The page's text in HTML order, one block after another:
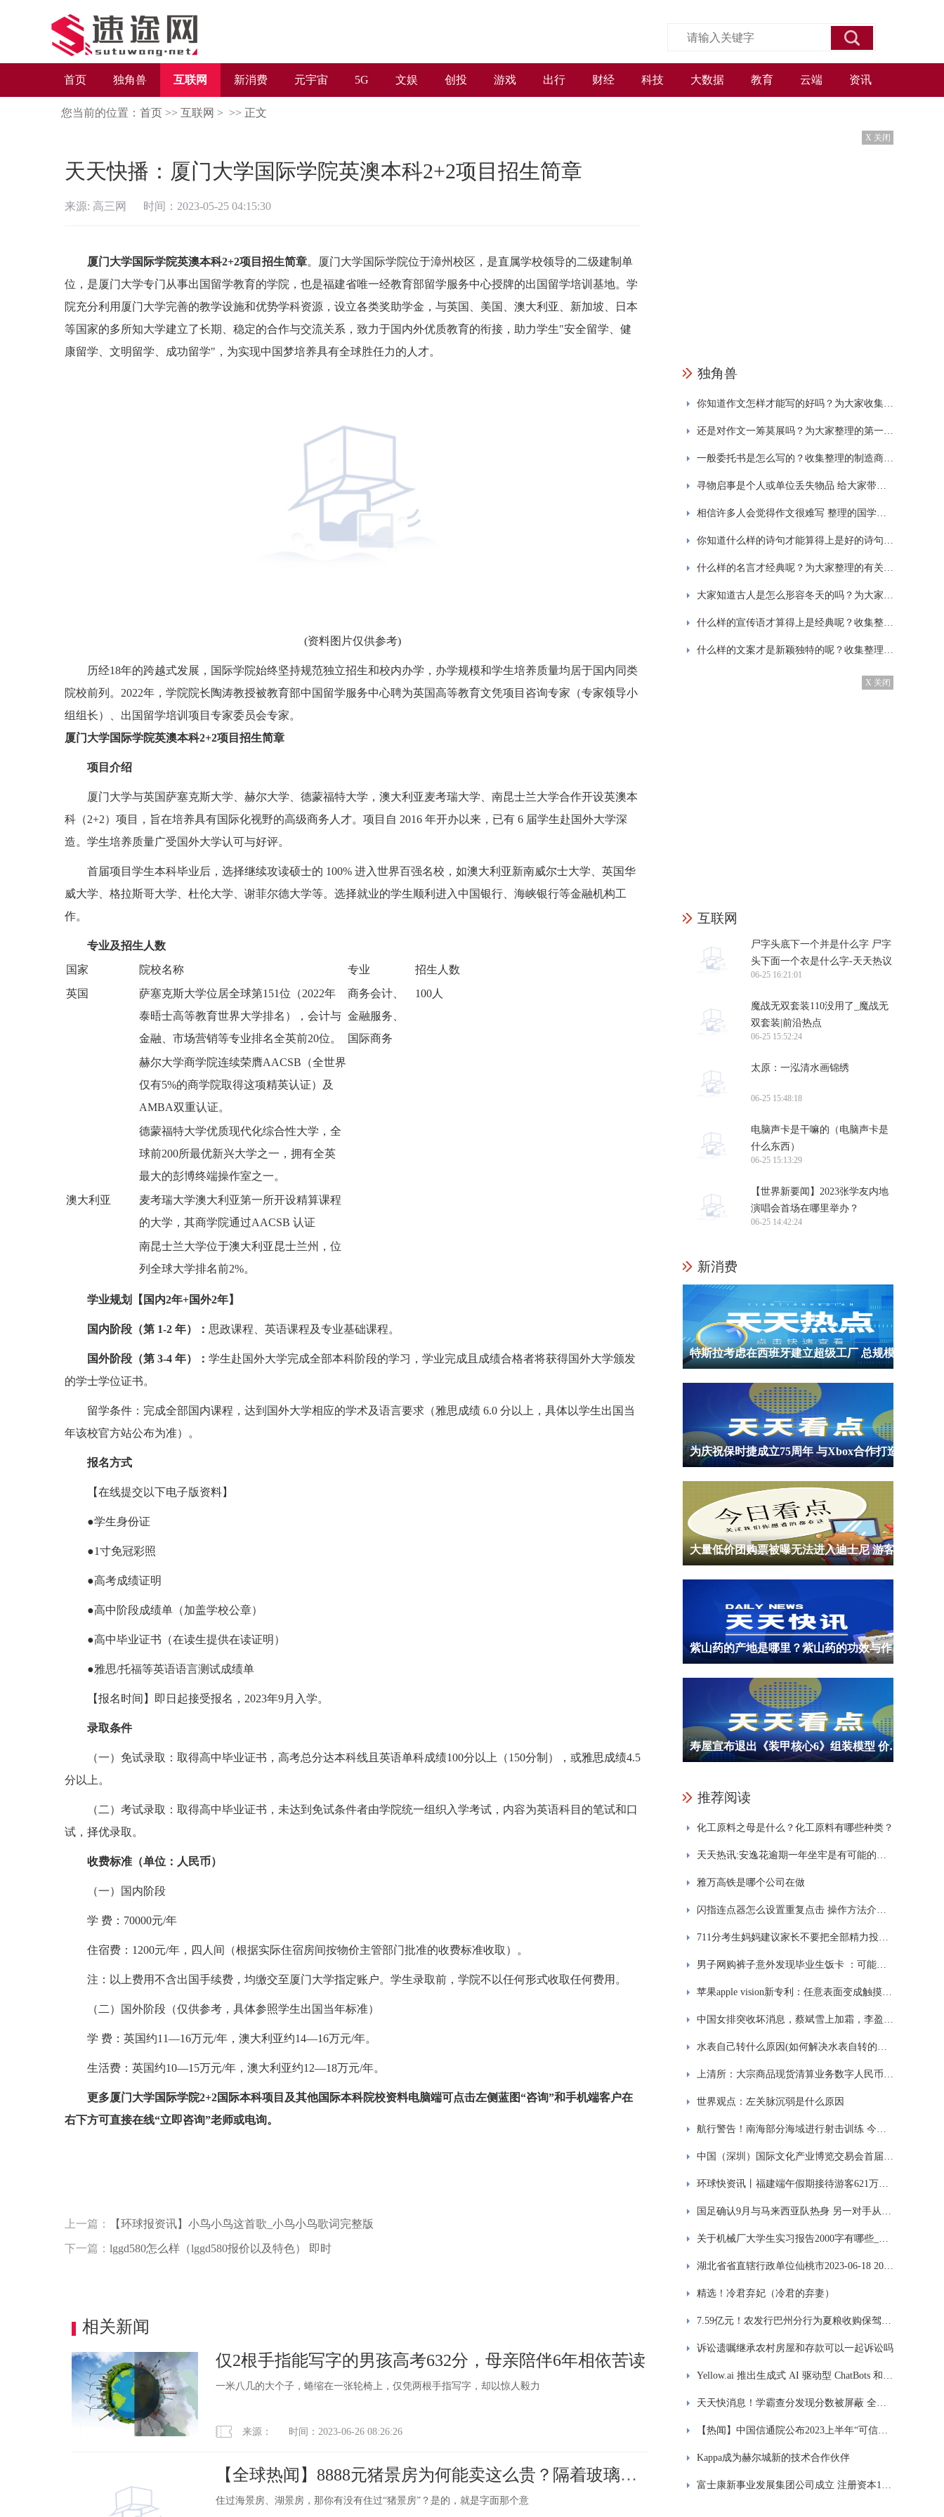
首页 独角兽 互联网 新消费 元宇宙 5G 文娱 创投 游戏 出行 财经 科技 大数据 教育 云端 资讯
您当前的位置： 首页 >> 互联网 > >> 正文
天天快播：厦门大学国际学院英澳本科2+2项目招生简章
来源: 高三网 时间：2023-05-25 04:15:30
厦门大学国际学院英澳本科2+2项目招生简章。厦门大学国际学院位于漳州校区，是直属学校领导的二级建制单
位，是厦门大学专门从事出国留学教育的学院，也是福建省唯一经教育部留学服务中心授牌的出国留学培训基地。学
院充分利用厦门大学完善的教学设施和优势学科资源，设立各类奖助学金，与英国、美国、澳大利亚、新加坡、日本
等国家的多所知大学建立了长期、稳定的合作与交流关系，致力于国内外优质教育的衔接，助力学生"安全留学、健
康留学、文明留学、成功留学"，为实现中国梦培养具有全球胜任力的人才。
(资料图片仅供参考)
历经18年的跨越式发展，国际学院始终坚持规范独立招生和校内办学，办学规模和学生培养质量均居于国内同类
院校前列。2022年，学院院长陶涛教授被教育部中国留学服务中心聘为英国高等教育文凭项目咨询专家（专家领导小
组组长）、出国留学培训项目专家委员会专家。
厦门大学国际学院英澳本科2+2项目招生简章
项目介绍
厦门大学与英国萨塞克斯大学、赫尔大学、德蒙福特大学，澳大利亚麦考瑞大学、南昆士兰大学合作开设英澳本
科（2+2）项目，旨在培养具有国际化视野的高级商务人才。项目自 2016 年开办以来，已有 6 届学生赴国外大学深
造。学生培养质量广受国外大学认可与好评。
首届项目学生本科毕业后，选择继续攻读硕士的 100% 进入世界百强名校，如澳大利亚新南威尔士大学、英国华
威大学、格拉斯哥大学、杜伦大学、谢菲尔德大学等。选择就业的学生顺利进入中国银行、海峡银行等金融机构工
作。
专业及招生人数
国家
院校名称 专业
招生人数
英国
萨塞克斯大学位居全球第151位（2022年
泰晤士高等教育世界大学排名），会计与
金融、市场营销等专业排名全英前20位。
商务会计、
金融服务、
国际商务
100人
赫尔大学商学院连续荣膺AACSB（全世界
仅有5%的商学院取得这项精英认证）及
AMBA双重认证。
德蒙福特大学优质现代化综合性大学，全
球前200所最优新兴大学之一，拥有全英
最大的彭博终端操作室之一。
澳大利亚
麦考瑞大学澳大利亚第一所开设精算课程
的大学，其商学院通过AACSB 认证
南昆士兰大学位于澳大利亚昆士兰州，位
列全球大学排名前2%。
学业规划【国内2年+国外2年】
国内阶段（第 1-2 年）： 思政课程、英语课程及专业基础课程。
国外阶段（第 3-4 年）： 学生赴国外大学完成全部本科阶段的学习，学业完成且成绩合格者将获得国外大学颁发
的学士学位证书。
留学条件：完成全部国内课程，达到国外大学相应的学术及语言要求（雅思成绩 6.0 分以上，具体以学生出国当
年该校官方站公布为准）。
报名方式
【在线提交以下电子版资料】
●学生身份证
●1寸免冠彩照
●高考成绩证明
●高中阶段成绩单（加盖学校公章）
●高中毕业证书（在读生提供在读证明）
●雅思/托福等英语语言测试成绩单
【报名时间】即日起接受报名，2023年9月入学。
录取条件
（一）免试录取：取得高中毕业证书，高考总分达本科线且英语单科成绩100分以上（150分制），或雅思成绩4.5
分以上。
（二）考试录取：取得高中毕业证书，未达到免试条件者由学院统一组织入学考试，内容为英语科目的笔试和口
试，择优录取。
收费标准（单位：人民币）
（一）国内阶段
学 费：70000元/年
住宿费：1200元/年，四人间（根据实际住宿房间按物价主管部门批准的收费标准收取）。
注：以上费用不含出国手续费，均缴交至厦门大学指定账户。学生录取前，学院不以任何形式收取任何费用。
（二）国外阶段（仅供参考，具体参照学生出国当年标准）
学 费：英国约11—16万元/年，澳大利亚约14—16万元/年。
生活费：英国约10—15万元/年，澳大利亚约12—18万元/年。
更多厦门大学国际学院2+2国际本科项目及其他国际本科院校资料电脑端可点击左侧蓝图“咨询”和手机端客户在
右下方可直接在线“立即咨询”老师或电询。
上一篇： 【环球报资讯】小鸟小鸟这首歌_小鸟小鸟歌词完整版
下一篇： lggd580怎么样（lggd580报价以及特色） 即时
相关新闻
仅2根手指能写字的男孩高考632分，母亲陪伴6年相依苦读
一米八几的大个子，蜷缩在一张轮椅上，仅凭两根手指写字，却以惊人毅力
来源： 时间：2023-06-26 08:26:26
【全球热闻】8888元猪景房为何能卖这么贵？隔着玻璃与
小猪齐聚一堂
住过海景房、湖景房，那你有没有住过“猪景房”？是的，就是字面那个意
X 关闭
独角兽
你知道作文怎样才能写的好吗？为大家收集的一日游作文
还是对作文一筹莫展吗？为大家整理的第一次的作文
一般委托书是怎么写的？收集整理的制造商授权委托书范文
寻物启事是个人或单位丢失物品 给大家带来的寻物启事的范文格式通用7篇
相信许多人会觉得作文很难写 整理的国学经典诵读作文
你知道什么样的诗句才能算得上是好的诗句吗？为大家整理的西湖的诗句大全
什么样的名言才经典呢？为大家整理的有关劳动的名言
大家知道古人是怎么形容冬天的吗？为大家分享关于冬天的古诗
什么样的宣传语才算得上是经典呢？收集整理的保护环境标语宣传语精选230句
什么样的文案才是新颖独特的呢？收集整理的发抖音的经典文案
X 关闭
互联网
尸字头底下一个并是什么字 尸字
头下面一个衣是什么字-天天热议
06-25 16:21:01
魔战无双套装110没用了_魔战无
双套装|前沿热点
06-25 15:52:24
太原：一泓清水画锦绣
06-25 15:48:18
电脑声卡是干嘛的（电脑声卡是
什么东西）
06-25 15:13:29
【世界新要闻】2023张学友内地
演唱会首场在哪里举办？
06-25 14:42:24
新消费
紫山药的产地是哪里？紫山药的功效与作用是什么？
寿屋宣布退出《装甲核心6》组装模型 价格等信息暂未公布
推荐阅读
化工原料之母是什么？化工原料有哪些种类？
天天热讯:安逸花逾期一年坐牢是有可能的吗？被起诉了怎么办？
雅万高铁是哪个公司在做
闪指连点器怎么设置重复点击 操作方法介绍_天天视点
711分考生妈妈建议家长不要把全部精力投入孩子
男子网购裤子意外发现毕业生饭卡 ：可能是毕业生拍完照忘记拿出
苹果apple vision新专利：任意表面变成触摸屏幕
中国女排突收坏消息，蔡斌雪上加霜，李盈莹无奈，龚翔宇遗憾
水表自己转什么原因(如何解决水表自转的方法)
上清所：大宗商品现货清算业务数字人民币清结算服务明日上线
世界观点：左关脉沉弱是什么原因
航行警告！南海部分海域进行射击训练 今亮点
中国（深圳）国际文化产业博览交易会首届新疆展在喀什举办
环球快资讯丨福建端午假期接待游客621万人次
国足确认9月与马来西亚队热身 另一对手从欧美或非洲球队中选择
关于机械厂大学生实习报告2000字有哪些_世界快看
湖北省省直辖行政单位仙桃市2023-06-18 20:46发布雷电黄色预警_全球短讯
精选！冷君弃妃（冷君的弃妻）
7.59亿元！农发行巴州分行为夏粮收购保驾护航|环球最新
诉讼遗嘱继承农村房屋和存款可以一起诉讼吗
Yellow.ai 推出生成式 AI 驱动型 ChatBots 和 VoiceBots 解决方案 每日资讯
天天快消息！学霸查分发现分数被屏蔽 全家尖叫，“屏蔽生”是什么来头？
【热闻】中国信通院公布2023上半年“可信数据库”评测结果 33款产品通过36项测试
Kappa成为赫尔城新的技术合作伙伴
富士康新事业发展集团公司成立 注册资本10亿元|世界简讯